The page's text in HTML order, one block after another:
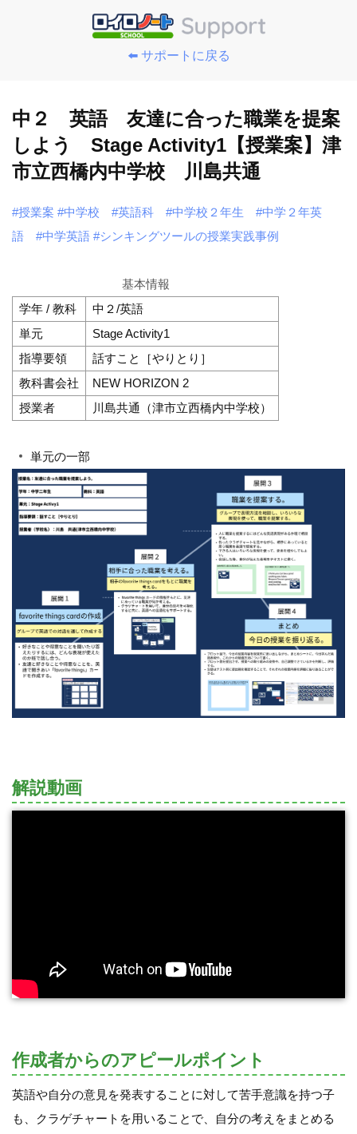
⬅️ サポートに戻る
中２ 英語 友達に合った職業を提案
しよう Stage Activity1【授業案】津
市立西橋内中学校 川島共通
#授業案 #中学校 #英語科 #中学校２年生
#中学２年英
語
#中学英語 #シンキングツールの授業実践事例
基本情報
学年 / 教科
中２/英語
単元
Stage Activity1
指導要領
話すこと［やりとり］
教科書会社
NEW HORIZON 2
授業者
川島共通（津市立西橋内中学校）
単元の一部
解説動画
作成者からのアピールポイント
英語や自分の意見を発表することに対して苦手意識を持つ子
も、クラゲチャートを用いることで、自分の考えをまとめる